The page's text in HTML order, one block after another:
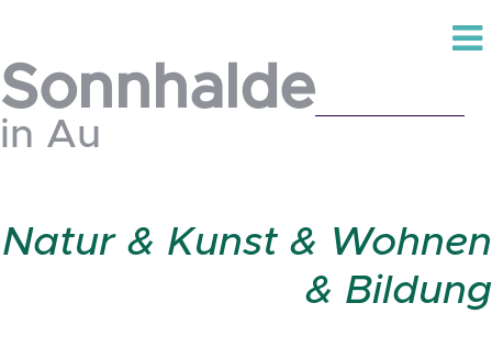
Sonnhalde
in Au
Natur & Kunst & Wohnen
& Bildung